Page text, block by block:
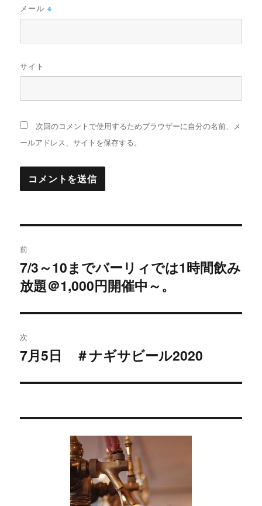
メール※
サイト
次回のコメントで使用するためブラウザーに自分の名前、メ
ールアドレス、サイトを保存する。
稿
ナ
ビ
ゲ
ー
シ
前
過
去
投
稿:
7/3～10までバーリィでは1時間飲み
放題＠1,000円開催中～。
次
次
投
7月5日 ＃ナギサビール2020